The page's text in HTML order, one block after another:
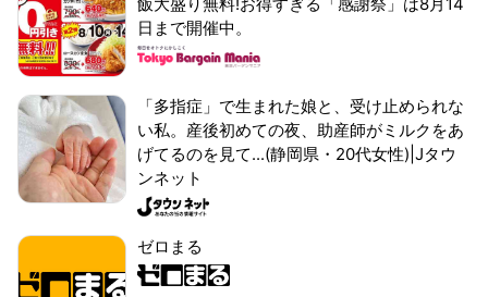
日まで開催中。
「多指症」で生まれた娘と、受け止められな
い私。産後初めての夜、助産師がミルクをあ
げてるのを見て...(静岡県・20代女性)|Jタウ
ンネット
ゼロまる